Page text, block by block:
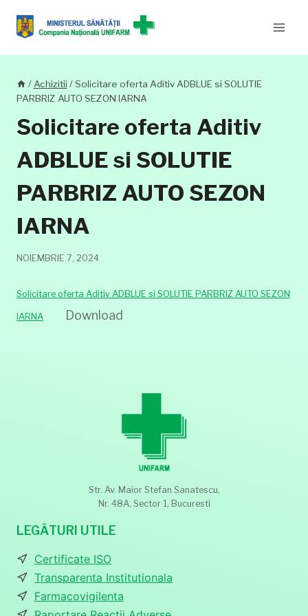
content
/ Achizitii / Solicitare oferta Aditiv ADBLUE si SOLUTIE
PARBRIZ AUTO SEZON IARNA
Solicitare oferta Aditiv
ADBLUE si SOLUTIE
PARBRIZ AUTO SEZON
IARNA
NOIEMBRIE 7, 2024
Solicitare oferta Aditiv ADBLUE si SOLUTIE PARBRIZ AUTO SEZON
IARNA Download
Str. Av. Maior Stefan Sanatescu,
Nr. 48A, Sector 1, Bucuresti
LEGĂTURI UTILE
Certificate ISO
Transparenta Institutionala
Farmacovigilenta